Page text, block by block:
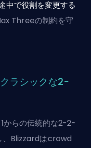
中で役割を変更する
Threeの制約を守
ラシックな2-
からの伝統的な2-2-
、Blizzardはcrowd